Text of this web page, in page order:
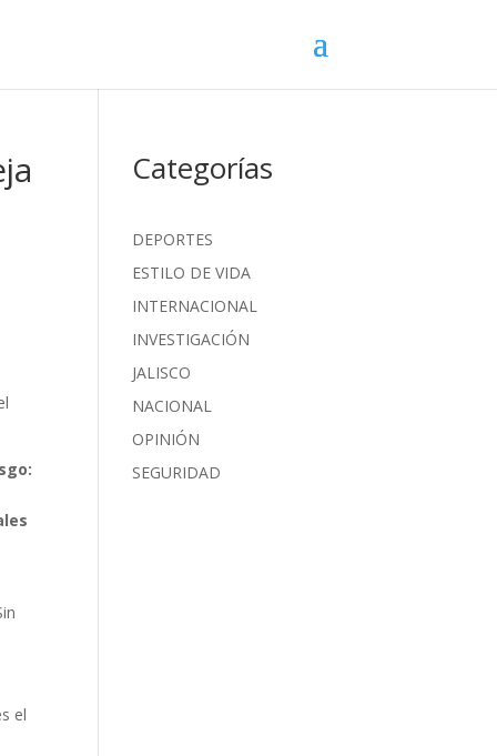
el
Categorías
DEPORTES
ESTILO DE VIDA
INTERNACIONAL
INVESTIGACIÓN
JALISCO
NACIONAL
OPINIÓN
SEGURIDAD